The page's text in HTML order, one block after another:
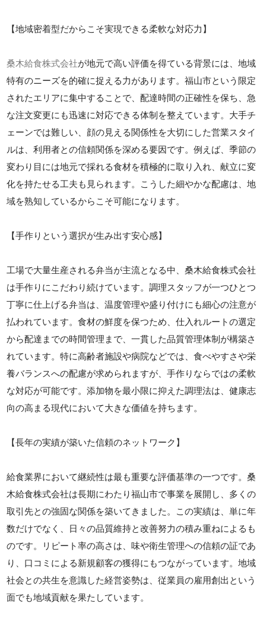
【地域密着型だからこそ実現できる柔軟な対応力】
桑木給食株式会社が地元で高い評価を得ている背景には、地域
特有のニーズを的確に捉える力があります。福山市という限定
されたエリアに集中することで、配達時間の正確性を保ち、急
な注文変更にも迅速に対応できる体制を整えています。大手チ
ェーンでは難しい、顔の見える関係性を大切にした営業スタイ
ルは、利用者との信頼関係を深める要因です。例えば、季節の
変わり目には地元で採れる食材を積極的に取り入れ、献立に変
化を持たせる工夫も見られます。こうした細やかな配慮は、地
域を熟知しているからこそ可能になります。
【手作りという選択が生み出す安心感】
工場で大量生産される弁当が主流となる中、桑木給食株式会社
は手作りにこだわり続けています。調理スタッフが一つひとつ
丁寧に仕上げる弁当は、温度管理や盛り付けにも細心の注意が
払われています。食材の鮮度を保つため、仕入れルートの選定
から配達までの時間管理まで、一貫した品質管理体制が構築さ
れています。特に高齢者施設や病院などでは、食べやすさや栄
養バランスへの配慮が求められますが、手作りならではの柔軟
な対応が可能です。添加物を最小限に抑えた調理法は、健康志
向の高まる現代において大きな価値を持ちます。
【長年の実績が築いた信頼のネットワーク】
給食業界において継続性は最も重要な評価基準の一つです。桑
木給食株式会社は長期にわたり福山市で事業を展開し、多くの
取引先との強固な関係を築いてきました。この実績は、単に年
数だけでなく、日々の品質維持と改善努力の積み重ねによるも
のです。リピート率の高さは、味や衛生管理への信頼の証であ
り、口コミによる新規顧客の獲得にもつながっています。地域
社会との共生を意識した経営姿勢は、従業員の雇用創出という
面でも地域貢献を果たしています。